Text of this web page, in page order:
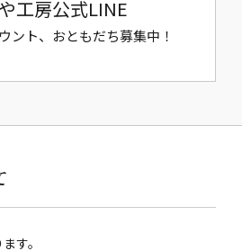
工房公式LINE
ント、おともだち募集中！
す。